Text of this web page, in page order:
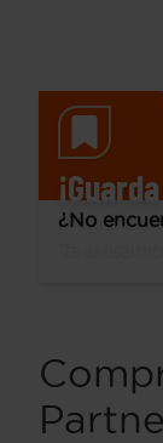
¿No